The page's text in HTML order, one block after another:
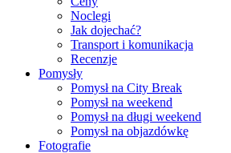
Noclegi
Jak dojechać?
Transport i komunikacja
Recenzje
Pomysły
Pomysł na City Break
Pomysł na weekend
Pomysł na długi weekend
Pomysł na objazdówkę
Fotografie